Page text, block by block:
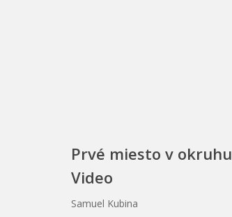
Prvé miesto v okruhu
Video
Samuel Kubina